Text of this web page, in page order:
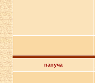
нануча